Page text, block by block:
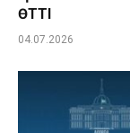
ӨТТІ
04.07.2026